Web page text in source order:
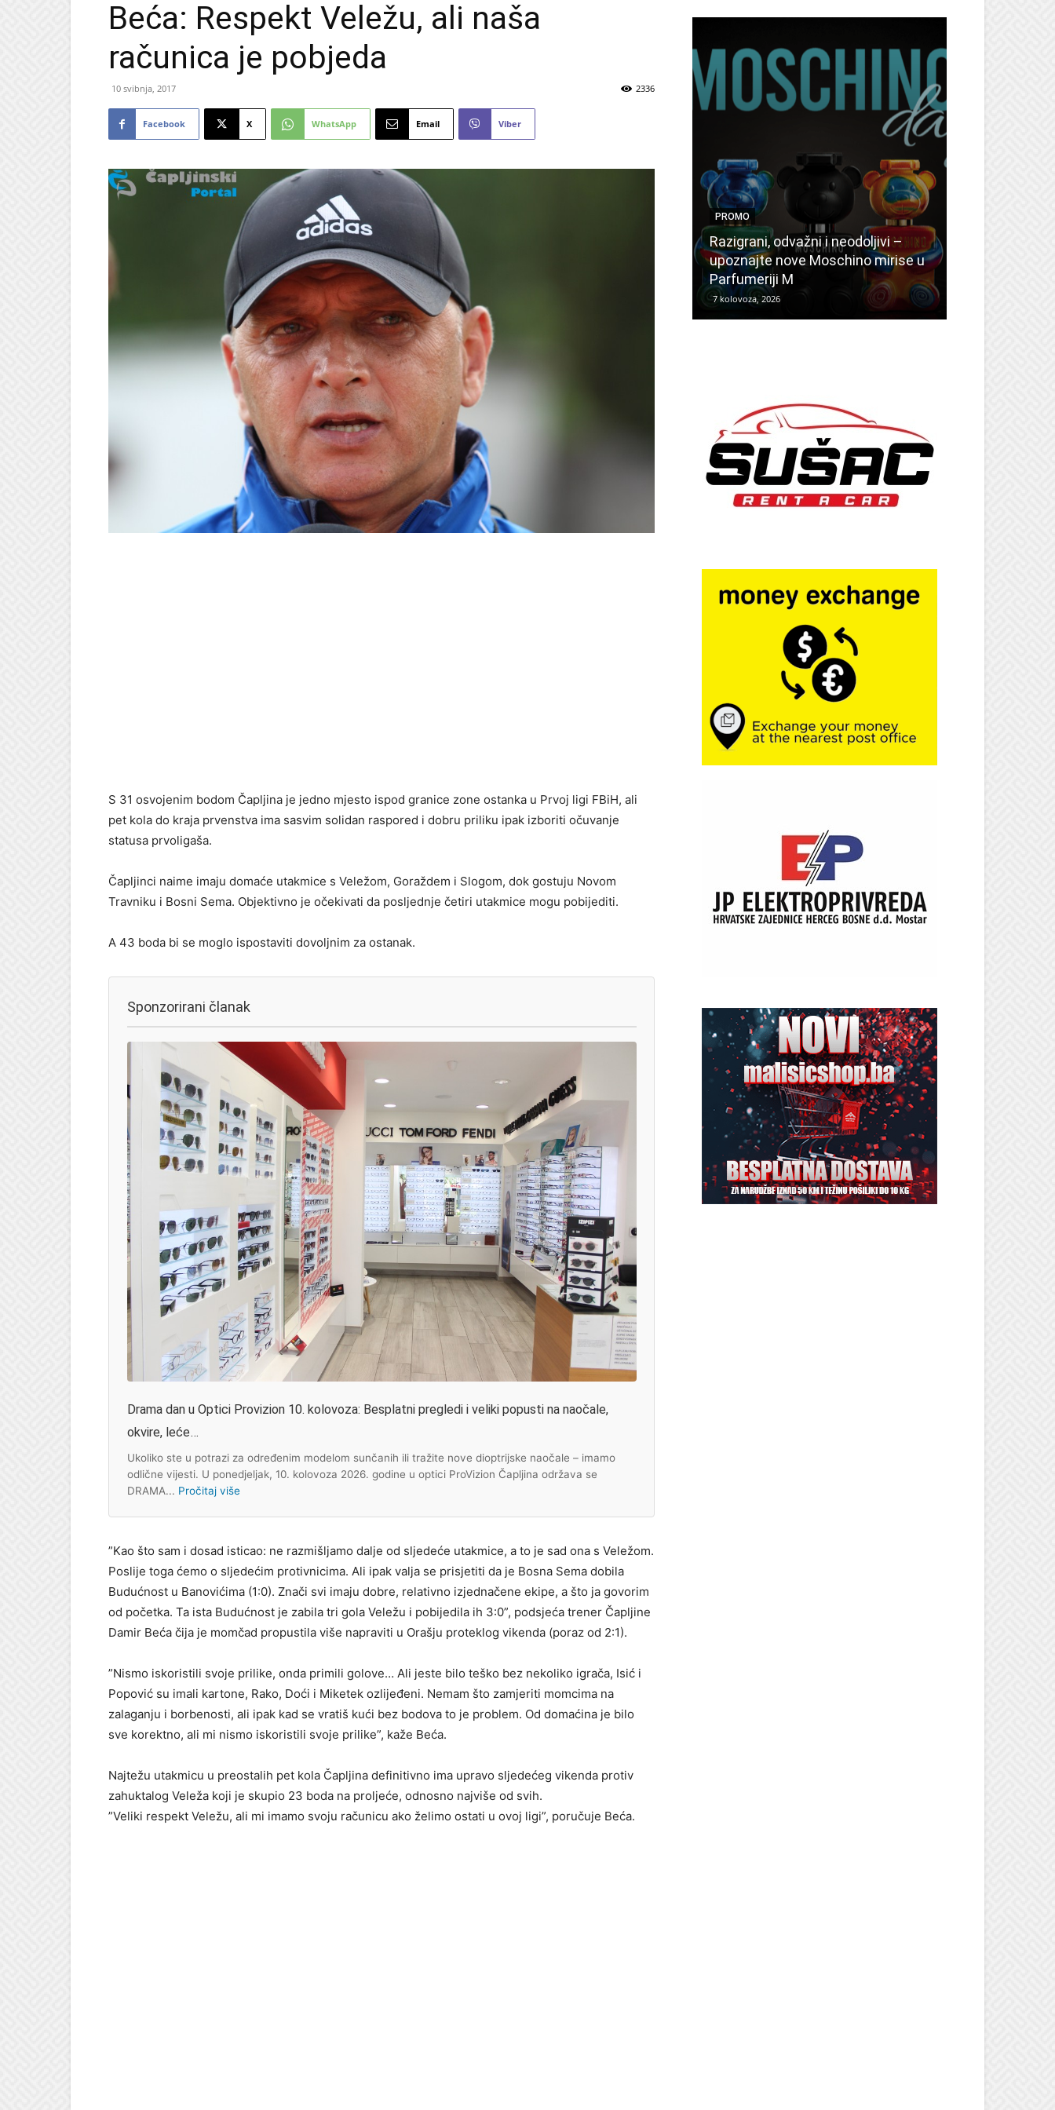
Beća: Respekt Veležu, ali naša
računica je pobjeda
10 svibnja, 2017 2336
Facebook X WhatsApp Email Viber
S 31 osvojenim bodom Čapljina je jedno mjesto ispod granice zone ostanka u Prvoj ligi FBiH, ali
pet kola do kraja prvenstva ima sasvim solidan raspored i dobru priliku ipak izboriti očuvanje
statusa prvoligaša.
Čapljinci naime imaju domaće utakmice s Veležom, Goraždem i Slogom, dok gostuju Novom
Travniku i Bosni Sema. Objektivno je očekivati da posljednje četiri utakmice mogu pobijediti.
A 43 boda bi se moglo ispostaviti dovoljnim za ostanak.
Sponzorirani članak
Drama dan u Optici Provizion 10. kolovoza: Besplatni pregledi i veliki popusti na naočale,
okvire, leće…
Ukoliko ste u potrazi za određenim modelom sunčanih ili tražite nove dioptrijske naočale – imamo
odlične vijesti. U ponedjeljak, 10. kolovoza 2026. godine u optici ProVizion Čapljina održava se
DRAMA... Pročitaj više
”Kao što sam i dosad isticao: ne razmišljamo dalje od sljedeće utakmice, a to je sad ona s Veležom.
Poslije toga ćemo o sljedećim protivnicima. Ali ipak valja se prisjetiti da je Bosna Sema dobila
Budućnost u Banovićima (1:0). Znači svi imaju dobre, relativno izjednačene ekipe, a što ja govorim
od početka. Ta ista Budućnost je zabila tri gola Veležu i pobijedila ih 3:0”, podsjeća trener Čapljine
Damir Beća čija je momčad propustila više napraviti u Orašju proteklog vikenda (poraz od 2:1).
”Nismo iskoristili svoje prilike, onda primili golove… Ali jeste bilo teško bez nekoliko igrača, Isić i
Popović su imali kartone, Rako, Doći i Miketek ozlijeđeni. Nemam što zamjeriti momcima na
zalaganju i borbenosti, ali ipak kad se vratiš kući bez bodova to je problem. Od domaćina je bilo
sve korektno, ali mi nismo iskoristili svoje prilike”, kaže Beća.
Najtežu utakmicu u preostalih pet kola Čapljina definitivno ima upravo sljedećeg vikenda protiv
zahuktalog Veleža koji je skupio 23 boda na proljeće, odnosno najviše od svih.
”Veliki respekt Veležu, ali mi imamo svoju računicu ako želimo ostati u ovoj ligi”, poručuje Beća.
PROMO
Razigrani, odvažni i neodoljivi –
upoznajte nove Moschino mirise u
Parfumeriji M
7 kolovoza, 2026